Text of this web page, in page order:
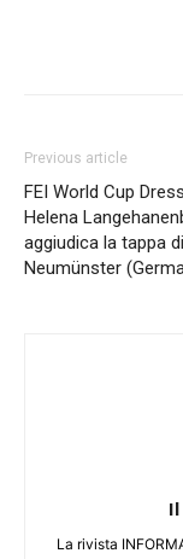
Previous article
FEI World Cup
Helena
aggiudica la tappa di
Neumünster
La rivista